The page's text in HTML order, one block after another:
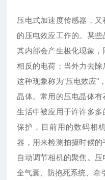
压电式加速度传感器，
的压电效应工作的。某些
其内部会产生极化现象
相反的电荷；当外力去除
这种现象称为“压电效应"
晶体。常用的压电晶体
生活中被应用于许许多
保护，目前用的数码相
器，用来检测拍摄时候的
自动调节相机的聚焦。
全气囊、防抱死系统、牵